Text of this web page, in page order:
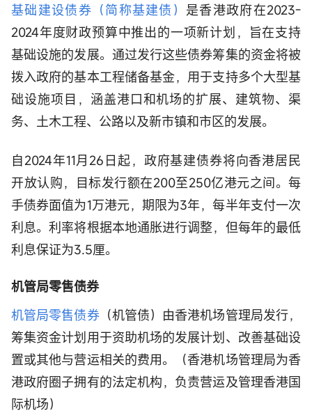
基础建设债券（简称基建债） 是香港政府在2023-
2024年度财政预算中推出的一项新计划，旨在支持
基础设施的发展。通过发行这些债券筹集的资金将被
拨入政府的基本工程储备基金，用于支持多个大型基
础设施项目，涵盖港口和机场的扩展、建筑物、渠
务、土木工程、公路以及新市镇和市区的发展。
自2024年11月26日起，政府基建债券将向香港居民
开放认购，目标发行额在200至250亿港元之间。每
手债券面值为1万港元，期限为3年，每半年支付一次
利息。利率将根据本地通胀进行调整，但每年的最低
利息保证为3.5厘。
机管局零售债券
机管局零售债券（机管债）由香港机场管理局发行，
筹集资金计划用于资助机场的发展计划、改善基础设
置或其他与营运相关的费用。（香港机场管理局为香
港政府圈子拥有的法定机构，负责营运及管理香港国
际机场）